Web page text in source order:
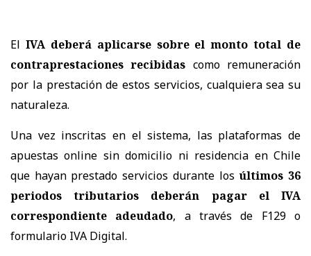
El IVA deberá aplicarse sobre el monto total de
contraprestaciones recibidas como remuneración
por la prestación de estos servicios, cualquiera sea su
naturaleza.
Una vez inscritas en el sistema, las plataformas de
apuestas online sin domicilio ni residencia en Chile
que hayan prestado servicios durante losúltimos 36
periodos tributarios deberán pagar el IVA
correspondiente adeudado, a través de F129 o
formulario IVA Digital.